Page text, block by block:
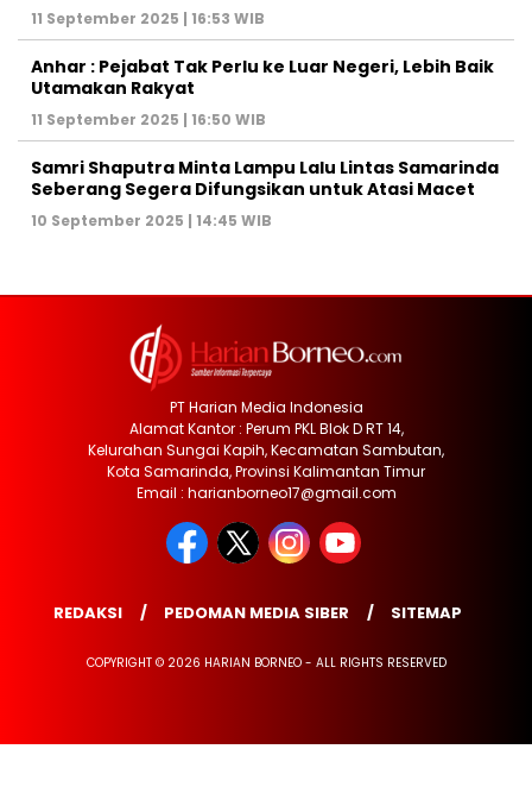
11 September 2025 | 16:53 WIB
Anhar : Pejabat Tak Perlu ke Luar Negeri, Lebih Baik
Utamakan Rakyat
11 September 2025 | 16:50 WIB
Samri Shaputra Minta Lampu Lalu Lintas Samarinda
Seberang Segera Difungsikan untuk Atasi Macet
10 September 2025 | 14:45 WIB
PT Harian Media Indonesia
Alamat Kantor : Perum PKL Blok D RT 14,
Kelurahan Sungai Kapih, Kecamatan Sambutan,
Kota Samarinda, Provinsi Kalimantan Timur
Email : harianborneo17@gmail.com
REDAKSI PEDOMAN MEDIA SIBER SITEMAP
COPYRIGHT © 2026 HARIAN BORNEO - ALL RIGHTS RESERVED